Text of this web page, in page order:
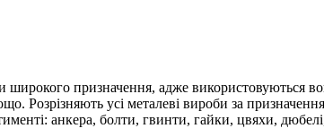
призначення, адже використовуються
Розрізняють усі металеві вироби за
анкера, болти, гвинти, гайки, цвяхи,